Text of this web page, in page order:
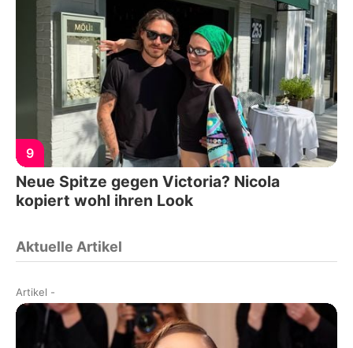
9
Neue Spitze gegen Victoria? Nicola
kopiert wohl ihren Look
Aktuelle Artikel
Artikel -